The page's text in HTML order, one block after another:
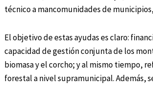
técnico a mancomunidades de
El objetivo de estas ayudas es claro:
capacidad de gestión conjunta de los
biomasa y el corcho; y al mismo tiempo,
forestal a nivel supramunicipal. Además,